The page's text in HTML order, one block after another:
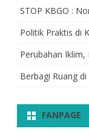
STOP KBGO :
Politik Praktis di
Perubahan
Berbagi Ruang
FANPAGE